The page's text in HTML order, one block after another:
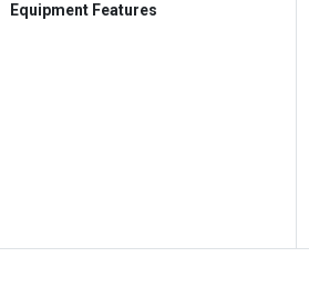
Equipment Features